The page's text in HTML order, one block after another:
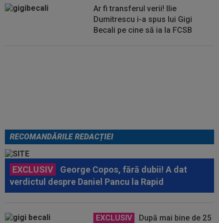
Ar fi transferul verii! Ilie
Dumitrescu i-a spus lui Gigi
Becali pe cine să ia la FCSB
RECOMANDĂRILE REDACȚIEI
EXCLUSIV
George Copos, fără dubii! A dat
verdictul despre Daniel Pancu la Rapid
EXCLUSIV
După mai bine de 25